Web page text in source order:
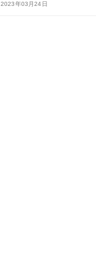
2023年03月24日